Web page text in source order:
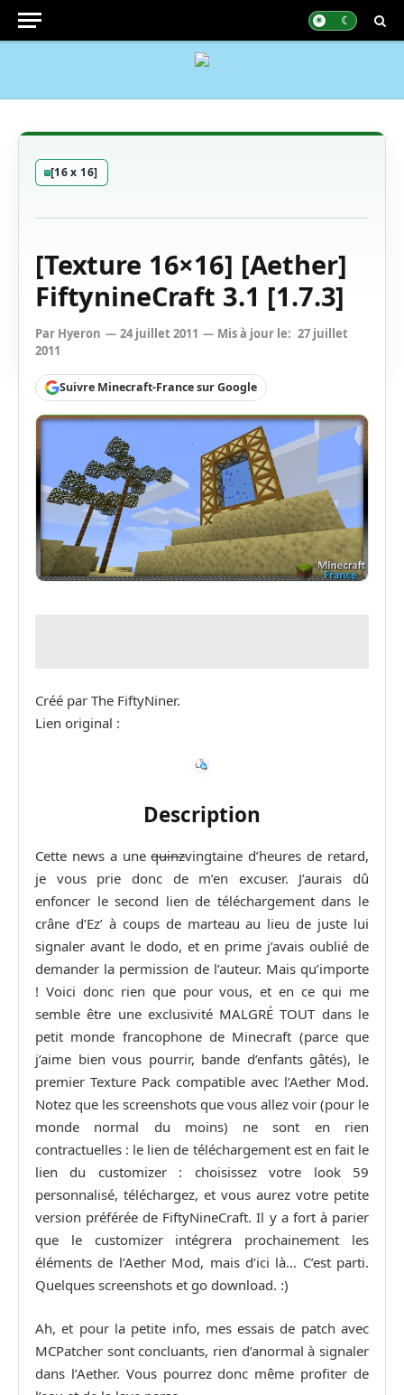
[16 x 16]
[Texture 16×16] [Aether]
FiftynineCraft 3.1 [1.7.3]
Par Hyeron 24 juillet 2011 Mis à jour le: 27 juillet
2011
Suivre Minecraft-France sur Google
Créé par The FiftyNiner.
Lien original :
Description
Cette news a unequinzvingtaine d’heures de retard,
je vous prie donc de m’en excuser. J’aurais dû
enfoncer le second lien de téléchargement dans le
crâne d’Ez’ à coups de marteau au lieu de juste lui
signaler avant le dodo, et en prime j’avais oublié de
demander la permission de l’auteur. Mais qu’importe
! Voici donc rien que pour vous, et en ce qui me
semble être une exclusivité MALGRÉ TOUT dans le
petit monde francophone de Minecraft (parce que
j’aime bien vous pourrir, bande d’enfants gâtés), le
premier Texture Pack compatible avec l’Aether Mod.
Notez que les screenshots que vous allez voir (pour le
monde normal du moins) ne sont en rien
contractuelles : le lien de téléchargement est en fait le
lien du customizer : choisissez votre look 59
personnalisé, téléchargez, et vous aurez votre petite
version préférée de FiftyNineCraft. Il y a fort à parier
que le customizer intégrera prochainement les
éléments de l’Aether Mod, mais d’ici là… C’est parti.
Quelques screenshots et go download. :)
Ah, et pour la petite info, mes essais de patch avec
MCPatcher sont concluants, rien d’anormal à signaler
dans l’Aether. Vous pourrez donc même profiter de